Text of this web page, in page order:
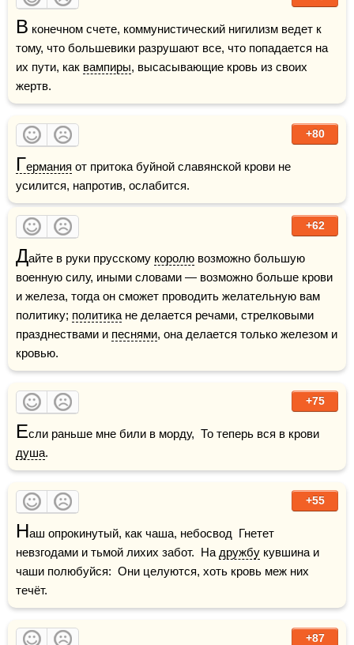
В конечном счете, коммунистический нигилизм ведет к
тому, что большевики разрушают все, что попадается на
их пути, как вампиры, высасывающие кровь из своих
жертв.
+80
Германия от притока буйной славянской крови не
усилится, напротив, ослабится.
+62
Дайте в руки прусскому королю возможно большую
военную силу, иными словами — возможно больше крови
и железа, тогда он сможет проводить желательную вам
политику; политика не делается речами, стрелковыми
празднествами и песнями, она делается только железом и
кровью.
+75
Е
душа.
+55
Наш опрокинутый, как чаша, небосвод  Гнетет
невзгодами и тьмой лихих забот.  На дружбу кувшина и
чаши полюбуйся:  Они целуются, хоть кровь меж них
течёт.
+87